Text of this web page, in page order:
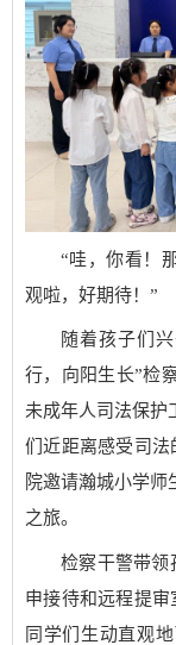
“哇，你看！
观啦，好期待！”
随着孩子们
行，向阳生长”检
未成年人司法保护
们近距离感受司
院邀请瀚城小学师
之旅。
检察干警带领
申接待和远程提审
同学们生动直观